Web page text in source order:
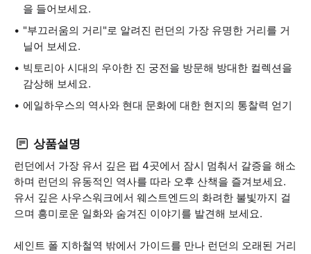
을 들어보세요.
"부끄러움의 거리"로 알려진 런던의 가장 유명한 거리를 거
닐어 보세요.
빅토리아 시대의 우아한 진 궁전을 방문해 방대한 컬렉션을
감상해 보세요.
에일하우스의 역사와 현대 문화에 대한 현지의 통찰력 얻기
상품설명
런던에서 가장 유서 깊은 펍 4곳에서 잠시 멈춰서 갈증을 해소
하며 런던의 유동적인 역사를 따라 오후 산책을 즐겨보세요.
유서 깊은 사우스워크에서 웨스트엔드의 화려한 불빛까지 걸
으며 흥미로운 일화와 숨겨진 이야기를 발견해 보세요.
세인트 폴 지하철역 밖에서 가이드를 만나 런던의 오래된 거리